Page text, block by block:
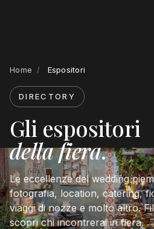
Home / Espositori
DIRECTORY
Gli espositori
della fiera.
Le eccellenze del wedding
fotografia, location, catering,
viaggi di nozze e molto altro.
scopri chi incontrerai in fiera.